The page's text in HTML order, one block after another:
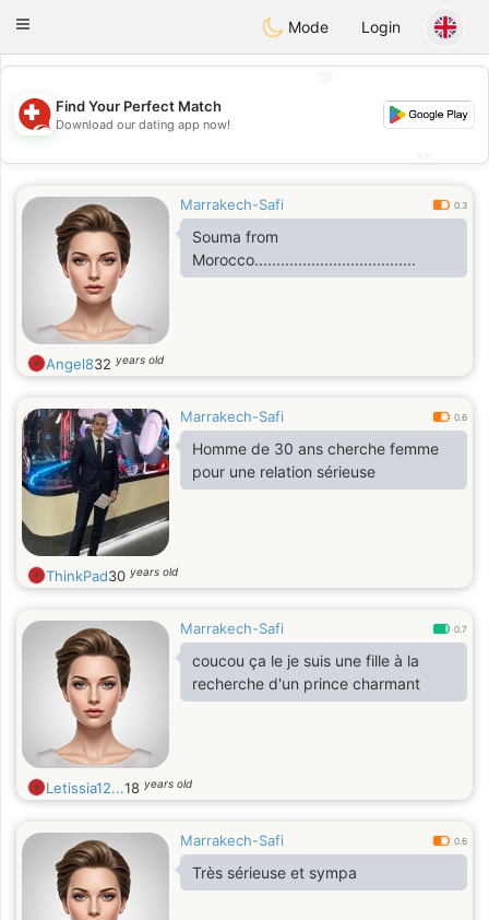
Suissi
Toggle
Mode Login
💖
💕
Find Your Perfect Match
Download our dating app now!
Marrakech-Safi 0.3
Souma from
Morocco.....................................
Angel832 years old
Marrakech-Safi 0.6
Homme de 30 ans cherche femme
pour une relation sérieuse
ThinkPad30 years old
Marrakech-Safi 0.7
coucou ça le je suis une fille à la
recherche d'un prince charmant
Letissia12...18 years old
Marrakech-Safi 0.6
Très sérieuse et sympa